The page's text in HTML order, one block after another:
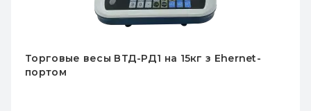
Товарные весы Днепровес ВТД-Л1 30кг